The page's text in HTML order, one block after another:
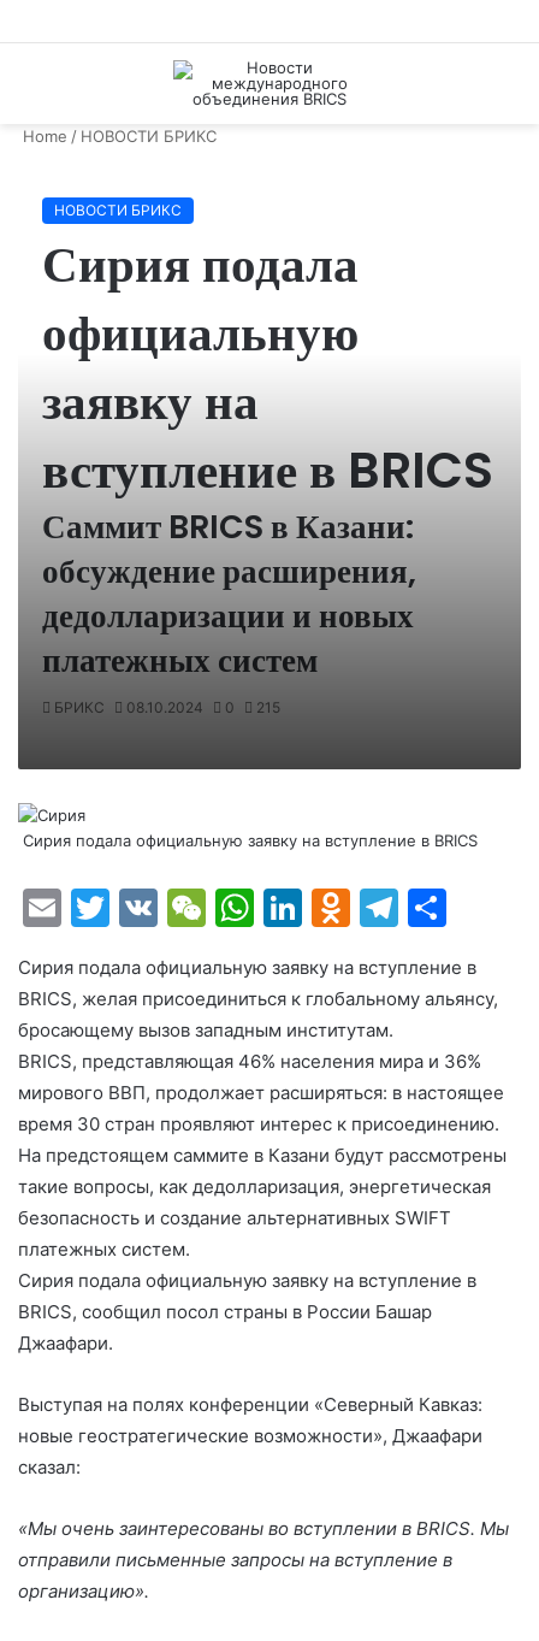
Home / НОВОСТИ БРИКС
НОВОСТИ БРИКС
Сирия подала
официальную
заявку на
вступление в BRICS
Саммит BRICS в Казани:
обсуждение расширения,
дедолларизации и новых
платежных систем
БРИКС 08.10.2024 0 215
Сирия подала официальную заявку на вступление в BRICS
E
ai
l
T
itt
er
V
W
C
h
at
W
at
s
A
p
p
Li
k
e
dI
n
O
n
o
kl
a
s
s
ni
T
e
gr
a
m
п
а
в
и
т
ь
Сирия подала официальную заявку на вступление в
BRICS, желая присоединиться к глобальному альянсу,
бросающему вызов западным институтам.
BRICS, представляющая 46% населения мира и 36%
мирового ВВП, продолжает расширяться: в настоящее
время 30 стран проявляют интерес к присоединению.
На предстоящем саммите в Казани будут рассмотрены
такие вопросы, как дедолларизация, энергетическая
безопасность и создание альтернативных SWIFT
платежных систем.
Сирия подала официальную заявку на вступление в
BRICS, сообщил посол страны в России Башар
Джаафари.
Выступая на полях конференции «Северный Кавказ:
новые геостратегические возможности», Джаафари
сказал:
«Мы очень заинтересованы во вступлении в BRICS. Мы
отправили письменные запросы на вступление в
организацию».